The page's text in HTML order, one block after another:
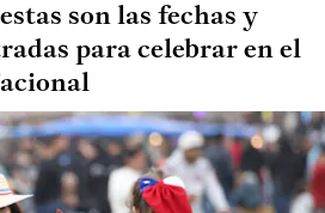
son las fechas y
para celebrar en el